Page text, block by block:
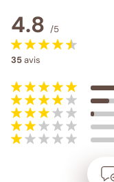
4.8 /5
35avis